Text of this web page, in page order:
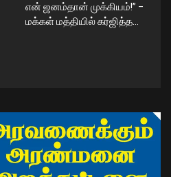
என் ஜனம்தான் முக்கியம்!” –
மக்கள் மத்தியில் கர்ஜித்த…